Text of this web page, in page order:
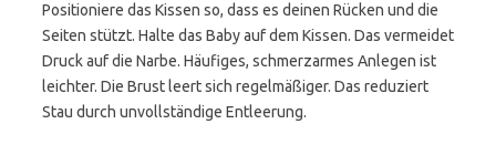
Positioniere das Kissen so, dass es deinen Rücken und die
Seiten stützt. Halte das Baby auf dem Kissen. Das vermeidet
Druck auf die Narbe. Häufiges, schmerzarmes Anlegen ist
leichter. Die Brust leert sich regelmäßiger. Das reduziert
Stau durch unvollständige Entleerung.